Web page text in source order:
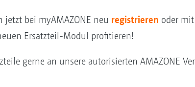
jetzt bei myAMAZONE neu registrieren oder
Ersatzteil-Modul profitieren!
gerne an unsere autorisierten AMAZONE